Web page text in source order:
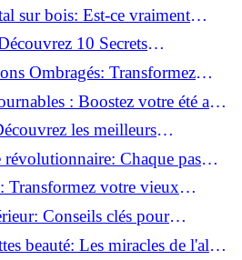
sur bois: Est-ce vraiment
10 Secrets
un Bien-être Optimal!
Ombragés: Transformez
Verte!: Boostez votre été avec
les meilleurs
Chaque pas
santé!
Transformez votre vieux
en un clin d'œil!
Conseils clés pour
votre éclairage!
beauté: Les miracles de l'aloe